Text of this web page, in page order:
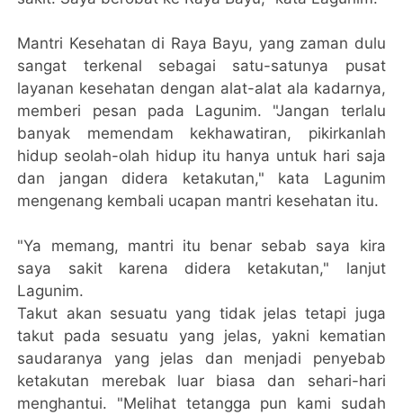
Mantri Kesehatan di Raya Bayu, yang zaman dulu
sangat terkenal sebagai satu-satunya pusat
layanan kesehatan dengan alat-alat ala kadarnya,
memberi pesan pada Lagunim. "Jangan terlalu
banyak memendam kekhawatiran, pikirkanlah
hidup seolah-olah hidup itu hanya untuk hari saja
dan jangan didera ketakutan," kata Lagunim
mengenang kembali ucapan mantri kesehatan itu.
"Ya memang, mantri itu benar sebab saya kira
saya sakit karena didera ketakutan," lanjut
Lagunim.
Takut akan sesuatu yang tidak jelas tetapi juga
takut pada sesuatu yang jelas, yakni kematian
saudaranya yang jelas dan menjadi penyebab
ketakutan merebak luar biasa dan sehari-hari
menghantui. "Melihat tetangga pun kami sudah